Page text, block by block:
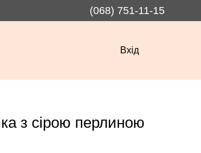
(068) 751-11-15
Вхід
з сірою перлиною